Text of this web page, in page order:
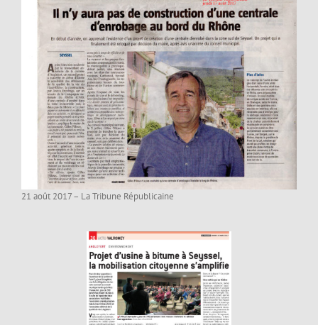
21 août 2017 – La Tribune Républicaine